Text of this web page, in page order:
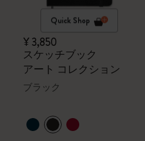
Quick Shop
¥ 3,850
スケッチブック
アート コレクション
ブラック